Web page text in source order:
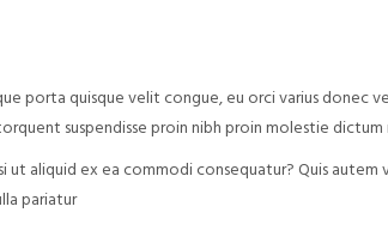
porta quisque velit congue, eu orci varius donec
suspendisse proin nibh proin molestie
aliquid ex ea commodi consequatur? Quis
pariatur